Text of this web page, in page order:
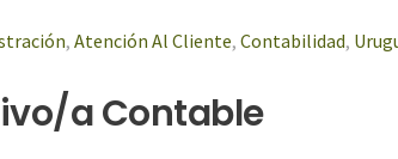
, Atención Al Cliente, Contabilidad,
a Contable